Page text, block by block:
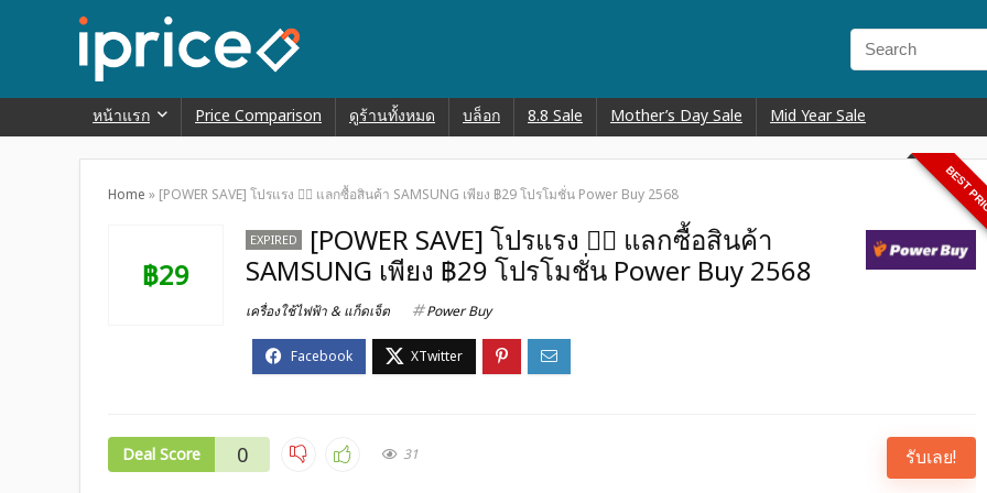
หน้าแรก Price Comparison ดูร้านทั้งหมด บล็อก 8.8 Sale Mother’s Day Sale Mid Year Sale
Home » [POWER SAVE] โปรแรง ❤️‍🔥 แลกซื้อสินค้า SAMSUNG เพียง ฿29 โปรโมชั่น Power Buy 2568 BEST
฿29
EXPIRED
[POWER SAVE] โปรแรง ❤️‍🔥 แลกซื้อสินค้า
SAMSUNG เพียง ฿29 โปรโมชั่น Power Buy 2568
เครื่องใช้ไฟฟ้า & แก็ดเจ็ต Power Buy
Deal Score 0 31 รับเลย!